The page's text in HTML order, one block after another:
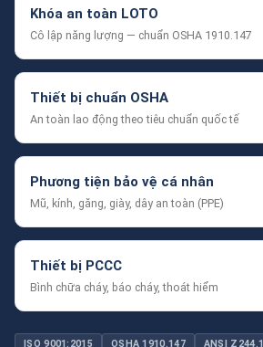
Khóa an toàn LOTO
Cô lập năng lượng — chuẩn OSHA 1910.147
Thiết bị chuẩn OSHA
An toàn lao động theo tiêu chuẩn quốc tế
Phương tiện bảo vệ cá nhân
Mũ, kính, găng, giày, dây an toàn (PPE)
Thiết bị PCCC
Bình chữa cháy, báo cháy, thoát hiểm
ISO 9001:2015 OSHA 1910.147 ANSI Z244.1